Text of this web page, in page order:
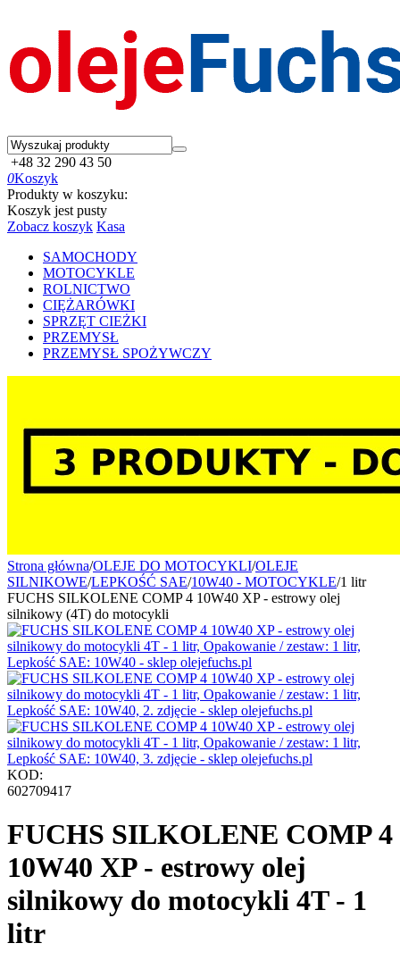
+48 32 290 43 50
0Koszyk
Produkty w koszyku:
Koszyk jest pusty
Zobacz koszyk Kasa
SAMOCHODY
MOTOCYKLE
ROLNICTWO
CIĘŻARÓWKI
SPRZĘT CIEŻKI
PRZEMYSŁ
PRZEMYSŁ SPOŻYWCZY
Strona główna/OLEJE DO MOTOCYKLI/OLEJE
SILNIKOWE/LEPKOŚĆ SAE/10W40 - MOTOCYKLE/1 litr
FUCHS SILKOLENE COMP 4 10W40 XP - estrowy olej
silnikowy (4T) do motocykli
KOD:
602709417
FUCHS SILKOLENE COMP 4
10W40 XP - estrowy olej
silnikowy do motocykli 4T - 1
litr